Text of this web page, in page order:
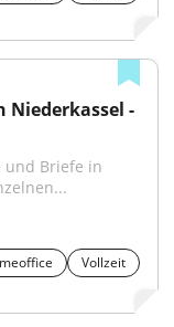
Niederkassel -
und Briefe in
Vollzeit